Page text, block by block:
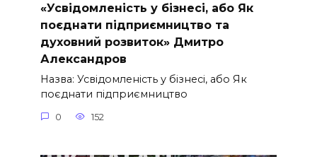
«Усвідомленість у бізнесі, або Як
поєднати підприємництво та
духовний розвиток» Дмитро
Александров
Назва: Усвідомленість у бізнесі, або Як
поєднати підприємництво
0 152